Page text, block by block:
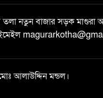
তলা নতুন বাজার সড়ক
আলাউদ্দিন মন্ডল।